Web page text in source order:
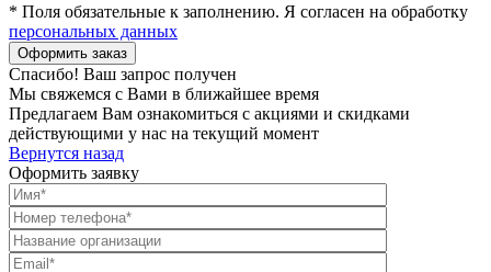
* Поля обязательные к заполнению. Я согласен на обработку
персональных данных
Спасибо! Ваш запрос получен
Мы свяжемся с Вами в ближайшее время
Предлагаем Вам ознакомиться с акциями и скидками
действующими у нас на текущий момент
Вернутся назад
Оформить заявку